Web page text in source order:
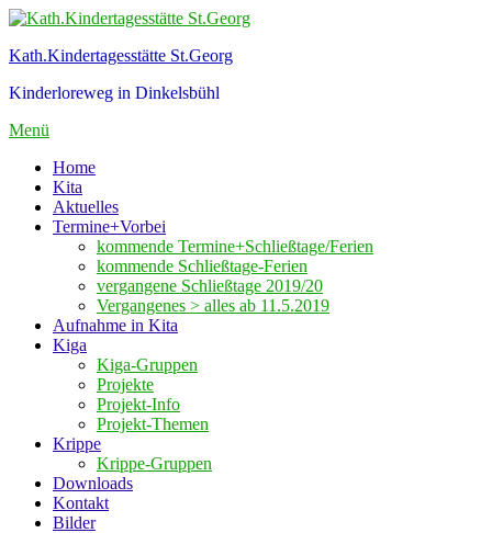
Zum
springen
Kath.Kindertagesstätte St.Georg
Kinderloreweg in Dinkelsbühl
Menü
Home
Kita
Aktuelles
Termine+Vorbei
kommende Termine+Schließtage/Ferien
kommende Schließtage-Ferien
vergangene Schließtage 2019/20
Vergangenes > alles ab 11.5.2019
Aufnahme in Kita
Kiga
Kiga-Gruppen
Projekte
Projekt-Info
Projekt-Themen
Krippe
Krippe-Gruppen
Downloads
Kontakt
Bilder